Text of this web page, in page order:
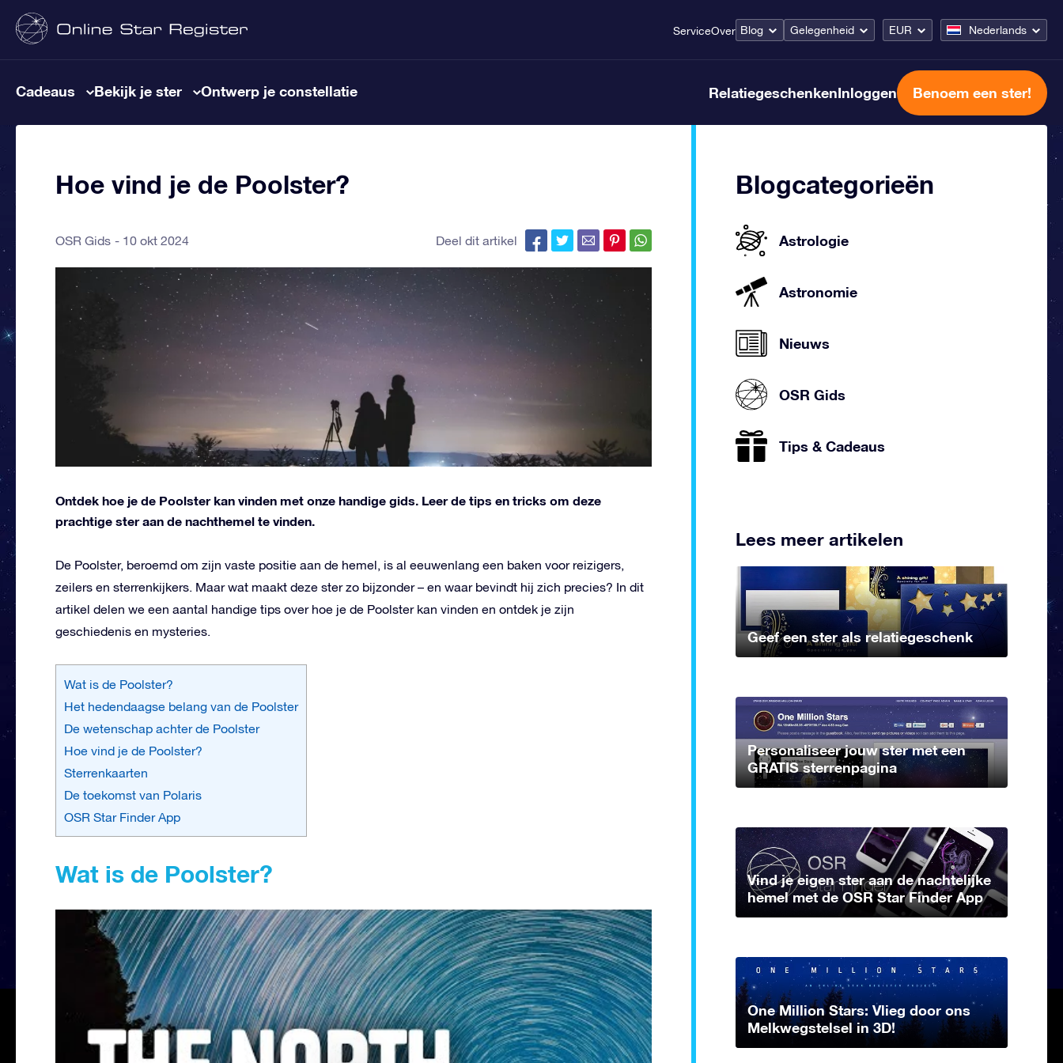
ServiceOver Blog Gelegenheid EUR Nederlands
Cadeaus Bekijk je ster Ontwerp je constellatie RelatiegeschenkenInloggen Benoem een ster!
Hoe vind je de Poolster?
OSR Gids 10 okt 2024 Deel dit artikel
Ontdek hoe je de Poolster kan vinden met onze handige gids. Leer de tips en tricks om deze
prachtige ster aan de nachthemel te vinden.
De Poolster, beroemd om zijn vaste positie aan de hemel, is al eeuwenlang een baken voor reizigers,
zeilers en sterrenkijkers. Maar wat maakt deze ster zo bijzonder – en waar bevindt hij zich precies? In dit
artikel delen we een aantal handige tips over hoe je de Poolster kan vinden en ontdek je zijn
geschiedenis en mysteries.
Wat is de Poolster?
Het hedendaagse belang van de Poolster
De wetenschap achter de Poolster
Hoe vind je de Poolster?
Sterrenkaarten
De toekomst van Polaris
OSR Star Finder App
Wat is de Poolster?
Blogcategorieën
Astrologie
Astronomie
Nieuws
OSR Gids
Tips & Cadeaus
Lees meer artikelen
Geef een ster als relatiegeschenk
Personaliseer jouw ster met een
GRATIS sterrenpagina
Vind je eigen ster aan de nachtelijke
hemel met de OSR Star Finder App
One Million Stars: Vlieg door ons
Melkwegstelsel in 3D!